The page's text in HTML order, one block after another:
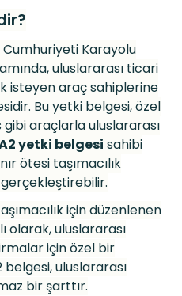
Cumhuriyeti Karayolu
uluslararası ticari
isteyen araç sahiplerine
Bu yetki belgesi,özel
araçlarla uluslararası
yetki belgesi sahibi
ötesi taşımacılık
macılık için düzenlenen
olarak, uluslararası
içinözel bir
belgesi, uluslararası
bir şarttır.